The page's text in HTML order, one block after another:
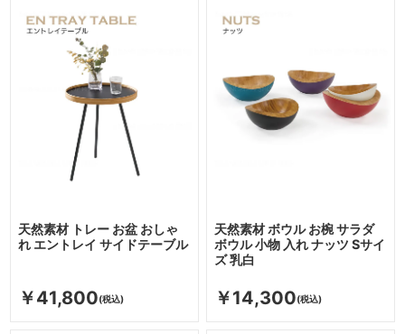
天然素材 トレー お盆 おしゃ
れ エントレイ サイドテーブル
￥41,800
天然素材 ボウル お椀 サラダ
ボウル 小物 入れ ナッツ Sサイ
ズ 乳白
￥14,300